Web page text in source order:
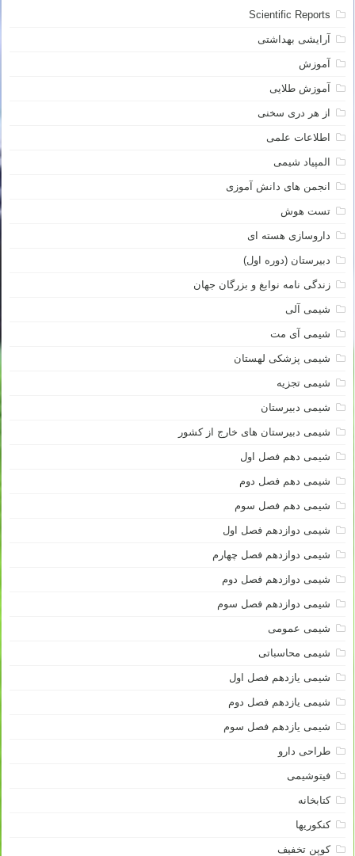
Scientific Reports
آرایشی بهداشتی
آموزش
آموزش طلایی
از هر دری سخنی
اطلاعات علمی
المپیاد شیمی
انجمن های دانش آموزی
تست هوش
داروسازی هسته ای
دبیرستان (دوره اول)
زندگی نامه نوابغ و بزرگان جهان
شیمی آلی
شیمی آی مت
شیمی پزشکی لهستان
شیمی تجزیه
شیمی دبیرستان
شیمی دبیرستان های خارج از کشور
شیمی دهم فصل اول
شیمی دهم فصل دوم
شیمی دهم فصل سوم
شیمی دوازدهم فصل اول
شیمی دوازدهم فصل چهارم
شیمی دوازدهم فصل دوم
شیمی دوازدهم فصل سوم
شیمی عمومی
شیمی محاسباتی
شیمی یازدهم فصل اول
شیمی یازدهم فصل دوم
شیمی یازدهم فصل سوم
طراحی دارو
فیتوشیمی
کتابخانه
کنکوریها
کوپن تخفیف